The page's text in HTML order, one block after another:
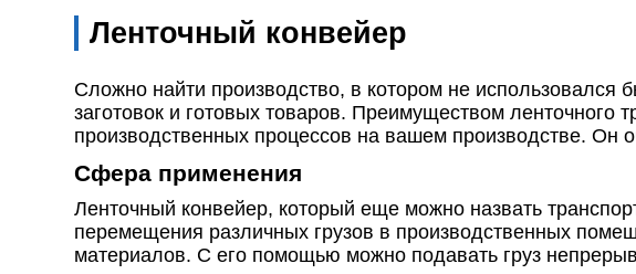
Ленточный конвейер
Сложно найти производство, в котором не использовался
заготовок и готовых товаров. Преимуществом ленточного
производственных процессов на вашем производстве. Он
Сфера применения
Ленточный конвейер, который еще можно назвать
перемещения различных грузов в производственных
материалов. С его помощью можно подавать груз